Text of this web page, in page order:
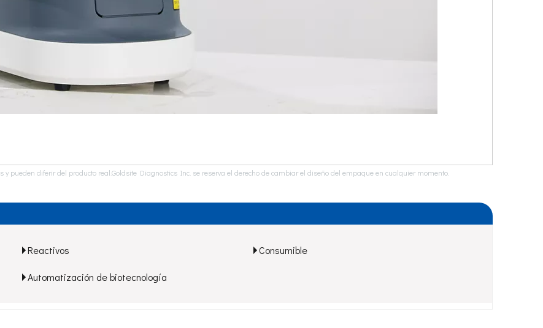
pueden diferir del producto real.Goldsite Diagnostics Inc. se reserva el derecho de cambiar el diseño del empaque en cualquier momento.
Reactivos Consumible
Automatización de biotecnología